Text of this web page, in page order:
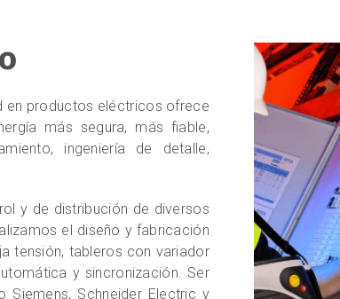
en productos eléctricos ofrece
más segura, más fiable,
ingeniería de detalle,
y de distribución de diversos
el diseño y fabricación
tensión, tableros con variador
y sincronización. Ser
Siemens, Schneider Electric y